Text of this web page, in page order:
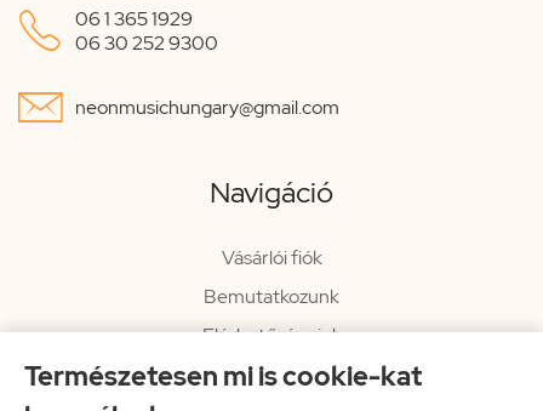
Természetesen mi is cookie-kat
 06 1 365 1929
06 30 252 9300
 neonmusichungary@gmail.com
Navigáció
Vásárlói fiók
Bemutatkozunk
Elérhetőségeink
Hírlevél